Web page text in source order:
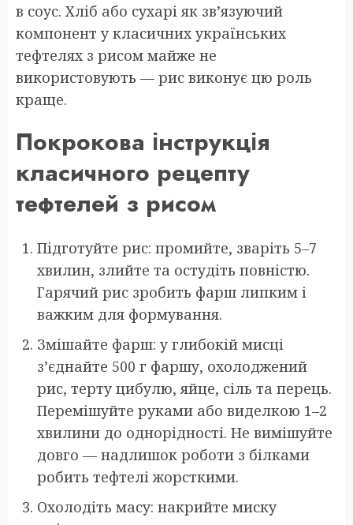
в соус. Хліб або сухарі як зв’язуючий
компонент у класичних українських
тефтелях з рисом майже не
використовують — рис виконує цю роль
краще.
Покрокова інструкція
класичного рецепту
тефтелей з рисом
Підготуйте рис: промийте, зваріть 5–7
хвилин, злийте та остудіть повністю.
Гарячий рис зробить фарш липким і
важким для формування.
Змішайте фарш: у глибокій мисці
з’єднайте 500 г фаршу, охолоджений
рис, терту цибулю, яйце, сіль та перець.
Перемішуйте руками або виделкою 1–2
хвилини до однорідності. Не вимішуйте
довго — надлишок роботи з білками
робить тефтелі жорсткими.
Охолодіть масу: накрийте миску